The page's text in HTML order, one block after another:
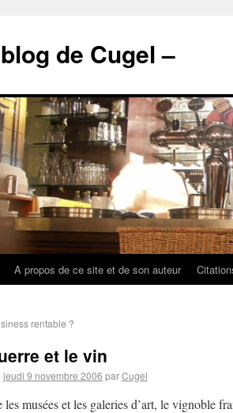
de Cugel –
A propos de ce site et de son auteur
rentable ?
et le vin
jeudi 9 novembre 2006 parCugel
les musées et les galeries d’art, le vignoble